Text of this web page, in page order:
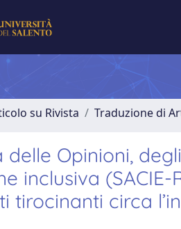
su Rivista Traduzione di
delle Opinioni,
inclusiva
tirocinanti circa